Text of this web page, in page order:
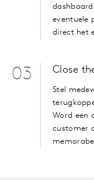
eventuele
direct het
03 Close
Stel
Word een
customer